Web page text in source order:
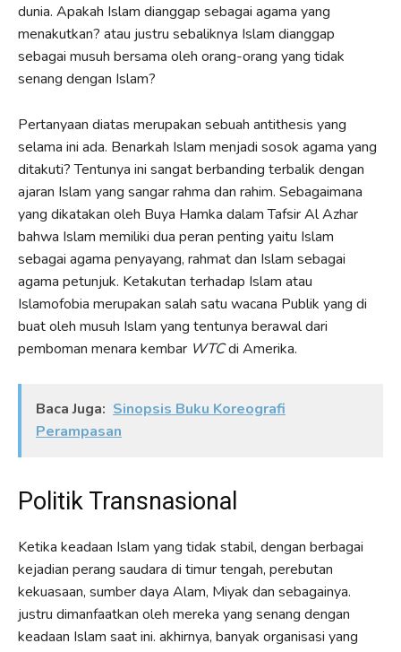
dunia. Apakah Islam dianggap sebagai agama yang
menakutkan? atau justru sebaliknya Islam dianggap
sebagai musuh bersama oleh orang-orang yang tidak
senang dengan Islam?
Pertanyaan diatas merupakan sebuah antithesis yang
selama ini ada. Benarkah Islam menjadi sosok agama yang
ditakuti? Tentunya ini sangat berbanding terbalik dengan
ajaran Islam yang sangar rahma dan rahim. Sebagaimana
yang dikatakan oleh Buya Hamka dalam Tafsir Al Azhar
bahwa Islam memiliki dua peran penting yaitu Islam
sebagai agama penyayang, rahmat dan Islam sebagai
agama petunjuk. Ketakutan terhadap Islam atau
Islamofobia merupakan salah satu wacana Publik yang di
buat oleh musuh Islam yang tentunya berawal dari
pemboman menara kembar WTCdi Amerika.
Baca Juga: Sinopsis Buku Koreografi
Perampasan
Politik Transnasional
Ketika keadaan Islam yang tidak stabil, dengan berbagai
kejadian perang saudara di timur tengah, perebutan
kekuasaan, sumber daya Alam, Miyak dan sebagainya.
justru dimanfaatkan oleh mereka yang senang dengan
keadaan Islam saat ini. akhirnya, banyak organisasi yang